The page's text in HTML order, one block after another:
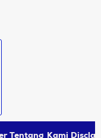
Tentang Kami